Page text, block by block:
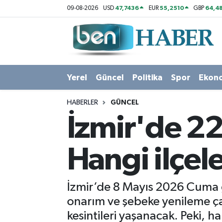
09-08-2026 USD 47,7436 EUR55,2510 GBP
Yerel Güncel Politika Spor
HABERLER GÜNCEL
İzmir'de
Hangi
İzmir’de 8 Mayıs 2026
onarım ve şebeke yenileme
kesintileri yaşanacak. Peki,
Politika
Kültür Sanat
Hava Durumu
Süper Lig Puan Durumu ve Fikstür
Tüm Manşetler
Son Dakika Haberleri